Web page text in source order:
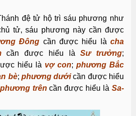
đệ tử hộ trì sáu phương như
tử, sáu phương này cần được
Ðông cần được hiểu làcha
cần được hiểu làSư trưởng;
hiểu là vợ con; phương Bắc
bè; phương dướicần được hiểu
phương trên cần được hiểu làSa-